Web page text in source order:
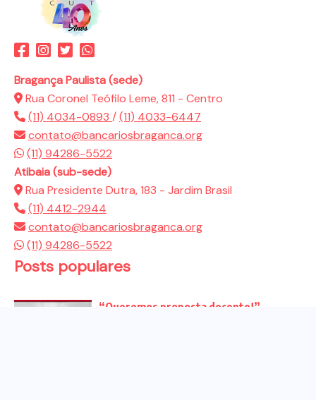
Bragança Paulista (sede)
Rua Coronel Teófilo Leme, 811 - Centro
(11) 4034-0893 /(11) 4033-6447
contato@bancariosbraganca.org
(11) 94286-5522
Atibaia (sub-sede)
Rua Presidente Dutra, 183 - Jardim Brasil
(11) 4412-2944
contato@bancariosbraganca.org
(11) 94286-5522
Posts populares
“Queremos proposta decente!”